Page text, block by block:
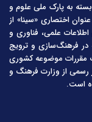
به پارک ملی علوم و
اختصاری «سینا» از
اطلاعات علمی، فناوری و
در فرهنگ‌سازی و ترویج
مقررات موضوعه کشوری
رسمی از وزارت فرهنگ و